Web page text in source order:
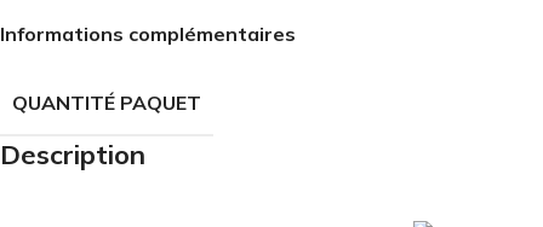
Informations complémentaires
QUANTITÉ PAQUET
Description